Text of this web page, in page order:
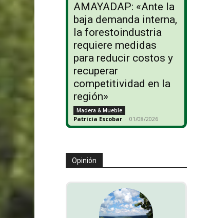
AMAYADAP: «Ante la
baja demanda interna,
la forestoindustria
requiere medidas
para reducir costos y
recuperar
competitividad en la
región»
Madera & Mueble
Patricia Escobar - 01/08/2026
Opinión